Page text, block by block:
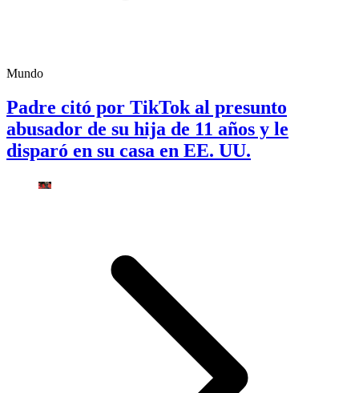
Mundo
Padre citó por TikTok al presunto
abusador de su hija de 11 años y le
disparó en su casa en EE. UU.